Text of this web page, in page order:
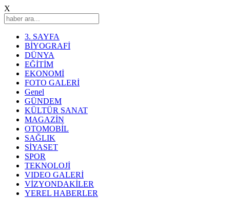
X
3. SAYFA
BİYOGRAFİ
DÜNYA
EĞİTİM
EKONOMİ
FOTO GALERİ
Genel
GÜNDEM
KÜLTÜR SANAT
MAGAZİN
OTOMOBİL
SAĞLIK
SİYASET
SPOR
TEKNOLOJİ
VIDEO GALERİ
VİZYONDAKİLER
YEREL HABERLER